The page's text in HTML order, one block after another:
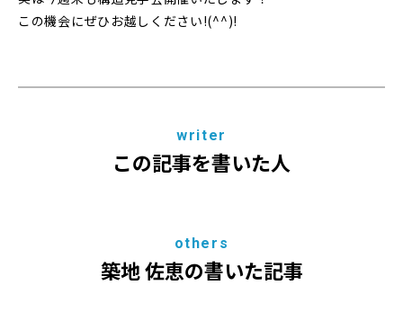
この機会にぜひお越しください!(^^)!
writer
この記事を書いた人
others
築地 佐恵の書いた記事